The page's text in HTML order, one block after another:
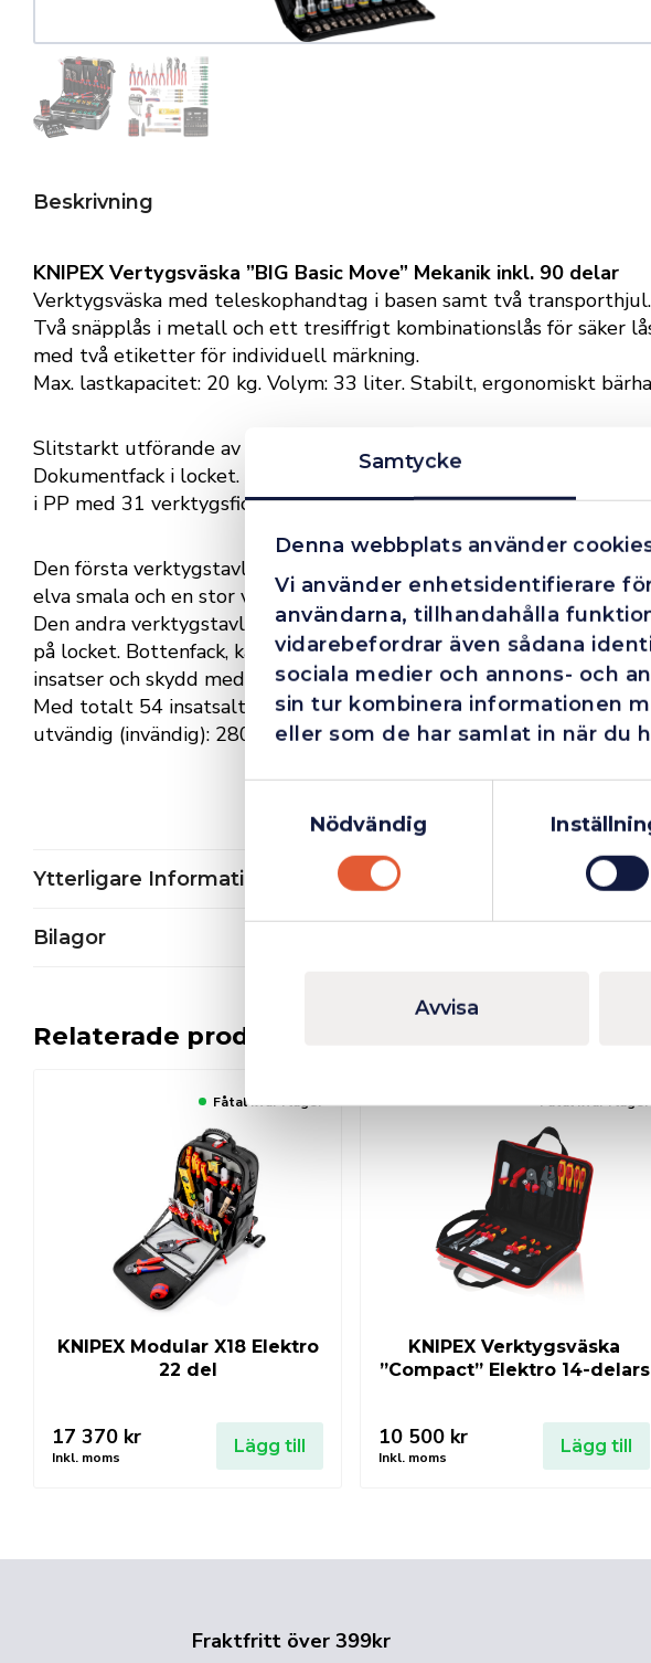
Samtycke
Denna webbplats använder
Vi använder enhetsidentifierare
användarna, tillhandahålla
vidarebefordrar även sådana
sociala medier och annons- och
sin tur kombinera informationen
eller som de har samlat in när du
Nödvändig
Avvisa
Beskrivning
KNIPEX Vertygsväska ”BIG Basic Move” Mekanik inkl. 90 delar
Verktygsväska med teleskophandtag i basen samt två transporthjul.
Två snäpplås i metall och ett tresiffrigt kombinationslås för säker
med två etiketter för individuell märkning.
Max. lastkapacitet: 20 kg. Volym: 33 liter. Stabilt, ergonomiskt
Slitstarkt utförande av ABS-material, svart. Aluminiumram runt
Dokumentfack i locket. Två löstagbara verktygspaneler tillverkade i
i PP med 31 verktygsfickor att fylla.
Den första verktygstavlan har tio verktygsfickor och en elastisk rem
elva smala och en stor verktygsficka på basen.
Den andra verktygstavlan har tio verktygsfickor, en elastisk rem på
på locket. Bottenfack, kan fixeras med tryckknapp, höjd 70 mm,
insatser och skydd med 14 stora verktygsfickor.
Med totalt 54 insatsalternativ. – Mått bredd utvändig (invändig):
utvändig (invändig): 280mm 200mm – Mått djup utvändigt
Ytterligare Information
Bilagor
Relaterade produkter
Fåtal kvar i lager
KNIPEX Modular X18 Elektro
22 del
17 370 kr
Inkl. moms
Lägg till
Fåtal kvar i lager
KNIPEX Verktygsväska
”Compact” Elektro 14-delars
10 500 kr
Inkl. moms
Lägg till
Fraktfritt över 399kr